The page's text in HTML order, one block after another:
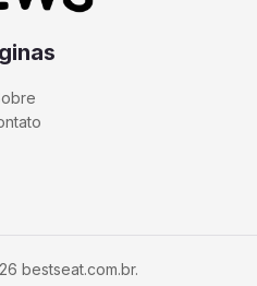
bestseat.com.br.